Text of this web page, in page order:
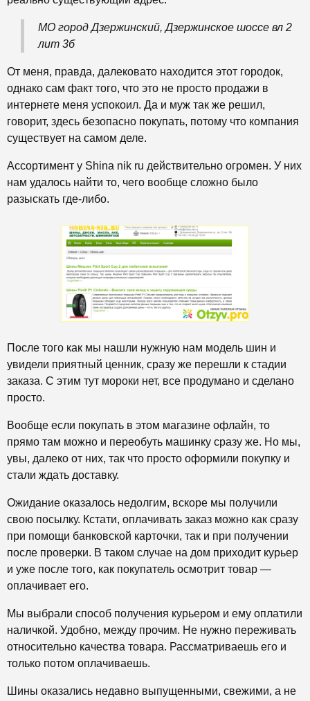
МО город Дзержинский, Дзержинское шоссе вл 2
лит 3б
От меня, правда, далековато находится этот городок,
однако сам факт того, что это не просто продажи в
интернете меня успокоил. Да и муж так же решил,
говорит, здесь безопасно покупать, потому что компания
существует на самом деле.
Ассортимент у Shina nik ru действительно огромен. У них
нам удалось найти то, чего вообще сложно было
разыскать где-либо.
После того как мы нашли нужную нам модель шин и
увидели приятный ценник, сразу же перешли к стадии
заказа. С этим тут мороки нет, все продумано и сделано
просто.
Вообще если покупать в этом магазине офлайн, то
прямо там можно и переобуть машинку сразу же. Но мы,
увы, далеко от них, так что просто оформили покупку и
стали ждать доставку.
Ожидание оказалось недолгим, вскоре мы получили
свою посылку. Кстати, оплачивать заказ можно как сразу
при помощи банковской карточки, так и при получении
после проверки. В таком случае на дом приходит курьер
и уже после того, как покупатель осмотрит товар —
оплачивает его.
Мы выбрали способ получения курьером и ему оплатили
наличкой. Удобно, между прочим. Не нужно переживать
относительно качества товара. Рассматриваешь его и
только потом оплачиваешь.
Шины оказались недавно выпущенными, свежими, а не